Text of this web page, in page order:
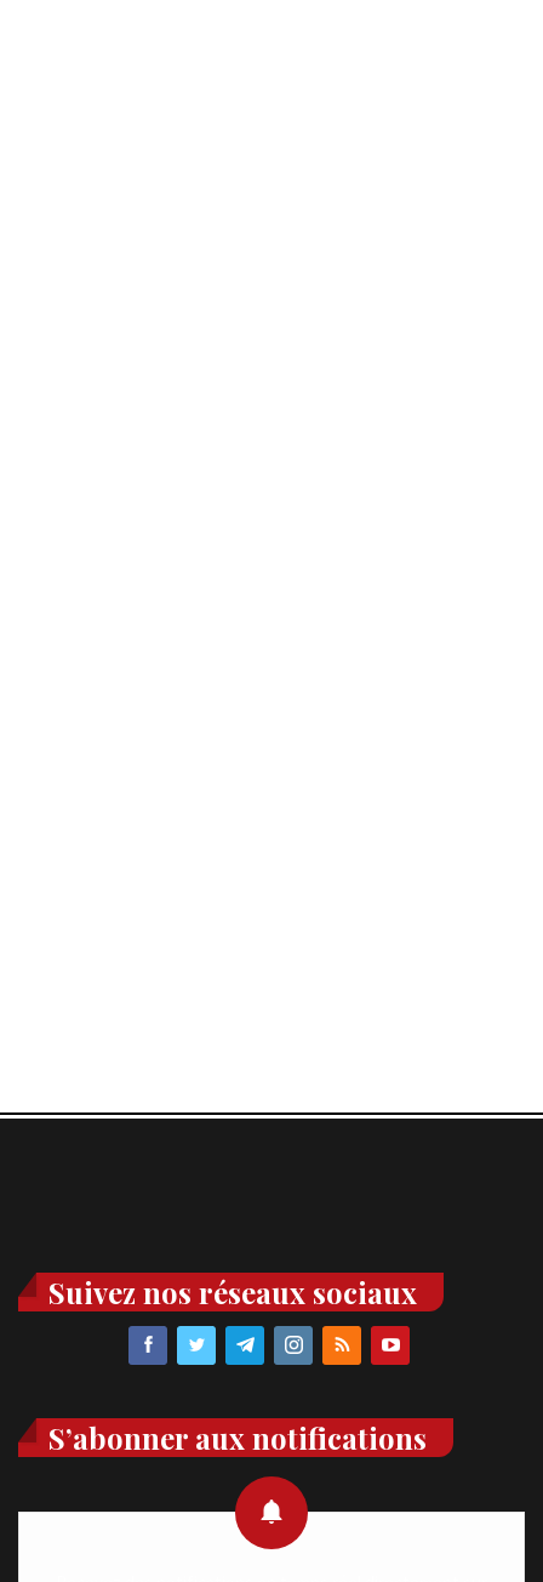
Suivez nos réseaux sociaux
S’abonner aux notifications